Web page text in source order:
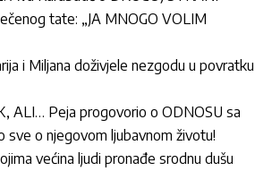
tate: „JA MNOGO VOLIM
i Miljana doživjele nezgodu u povratku
ALI… Peja progovorio o ODNOSU sa
sve o njegovom ljubavnom životu!
većina ljudi pronađe srodnu dušu